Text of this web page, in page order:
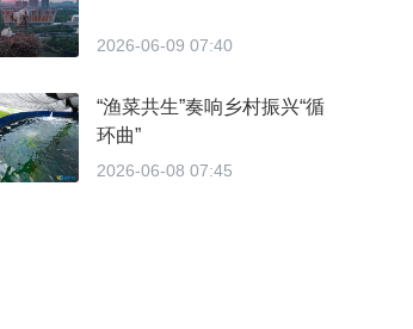
2026-06-09 07:40
“渔菜共生”奏响乡村振兴“循
环曲”
2026-06-08 07:45